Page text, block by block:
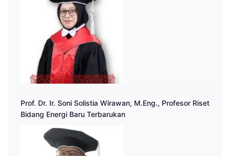
Prof. Dr. Ir. Soni Solistia Wirawan, M.Eng., Profesor Riset
Bidang Energi Baru Terbarukan